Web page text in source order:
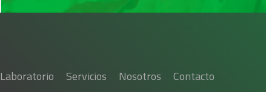
Laboratorio Servicios Nosotros Contacto